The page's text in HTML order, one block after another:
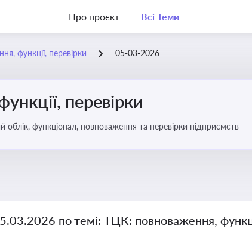
Про проєкт Всі Теми
функції, перевірки 05-03-2026
перевірки
облік, функціонал, повноваження та перевірки підприємств
по темі: ТЦК: повноваження,